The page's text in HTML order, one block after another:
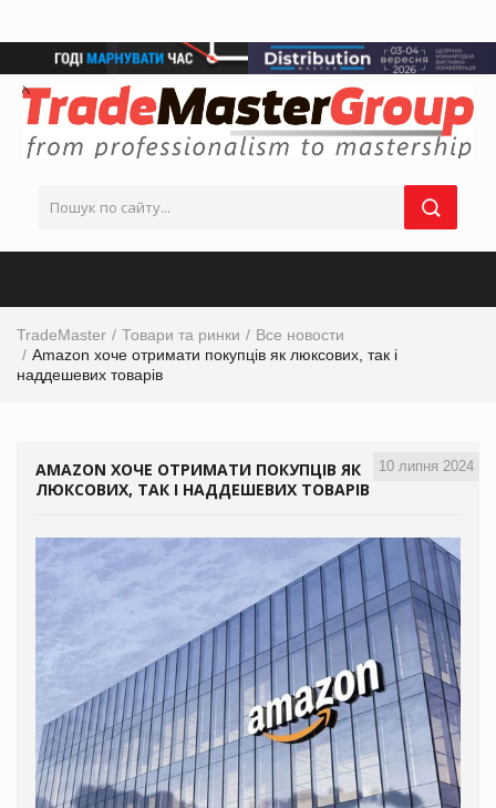
TradeMaster Товари та ринки
Все новости
Amazon хоче отримати покупців як люксових, так і
наддешевих товарів
10 липня 2024
AMAZON ХОЧЕ ОТРИМАТИ ПОКУПЦІВ ЯК
ЛЮКСОВИХ, ТАК І НАДДЕШЕВИХ ТОВАРІВ